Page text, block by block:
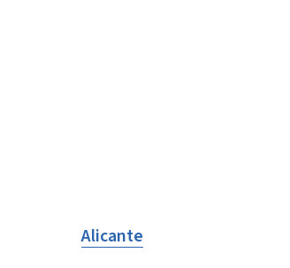
Alicante